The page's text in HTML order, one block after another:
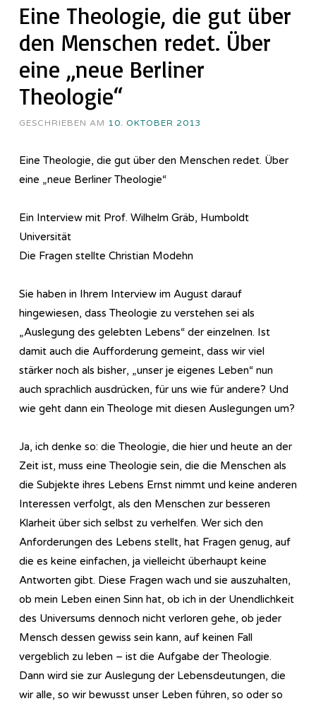
Eine Theologie, die gut über
den Menschen redet. Über
eine „neue Berliner
Theologie“
GESCHRIEBEN AM 10. OKTOBER 2013
Eine Theologie, die gut über den Menschen redet. Über
eine „neue Berliner Theologie“
Ein Interview mit Prof. Wilhelm Gräb, Humboldt
Universität
Die Fragen stellte Christian Modehn
Sie haben in Ihrem Interview im August darauf
hingewiesen, dass Theologie zu verstehen sei als
„Auslegung des gelebten Lebens“ der einzelnen. Ist
damit auch die Aufforderung gemeint, dass wir viel
stärker noch als bisher, „unser je eigenes Leben“ nun
auch sprachlich ausdrücken, für uns wie für andere? Und
wie geht dann ein Theologe mit diesen Auslegungen um?
Ja, ich denke so: die Theologie, die hier und heute an der
Zeit ist, muss eine Theologie sein, die die Menschen als
die Subjekte ihres Lebens Ernst nimmt und keine anderen
Interessen verfolgt, als den Menschen zur besseren
Klarheit über sich selbst zu verhelfen. Wer sich den
Anforderungen des Lebens stellt, hat Fragen genug, auf
die es keine einfachen, ja vielleicht überhaupt keine
Antworten gibt. Diese Fragen wach und sie auszuhalten,
ob mein Leben einen Sinn hat, ob ich in der Unendlichkeit
des Universums dennoch nicht verloren gehe, ob jeder
Mensch dessen gewiss sein kann, auf keinen Fall
vergeblich zu leben – ist die Aufgabe der Theologie.
Dann wird sie zur Auslegung der Lebensdeutungen, die
wir alle, so wir bewusst unser Leben führen, so oder so